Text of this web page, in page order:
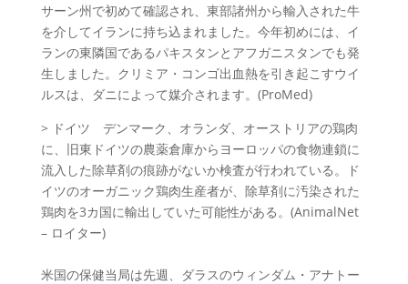
サーン州で初めて確認され、東部諸州から輸入された牛
を介してイランに持ち込まれました。今年初めには、イ
ランの東隣国であるパキスタンとアフガニスタンでも発
生しました。クリミア・コンゴ出血熱を引き起こすウイ
ルスは、ダニによって媒介されます。(ProMed)
> ドイツ デンマーク、オランダ、オーストリアの鶏肉
に、旧東ドイツの農薬倉庫からヨーロッパの食物連鎖に
流入した除草剤の痕跡がないか検査が行われている。ド
イツのオーガニック鶏肉生産者が、除草剤に汚染された
鶏肉を3カ国に輸出していた可能性がある。(AnimalNet
– ロイター)
米国の保健当局は先週、ダラスのウィンダム・アナトー